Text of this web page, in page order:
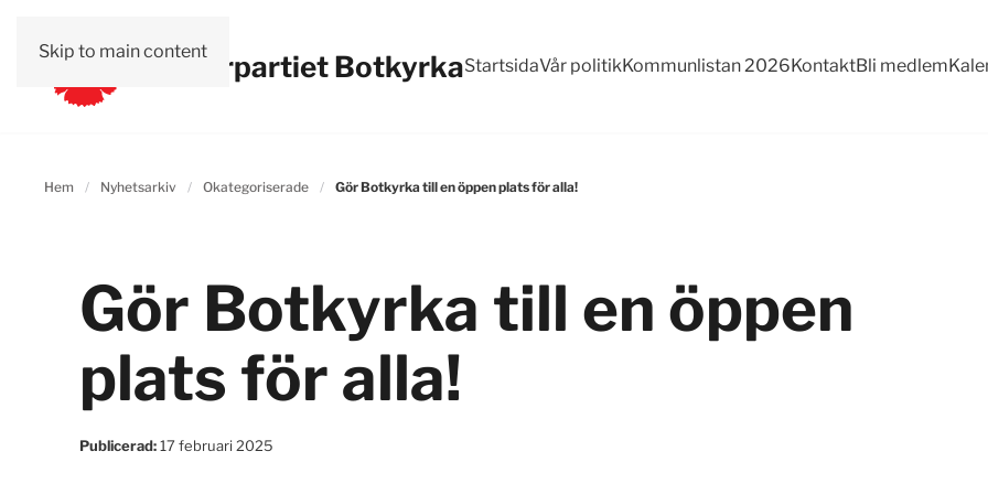
Skip to main contentVänsterpartiet BotkyrkaStartsidaVår politikKommunlistan 2026KontaktBli medlem
Hem Nyhetsarkiv Okategoriserade Gör Botkyrka till en öppen plats för alla!
Gör Botkyrka till en öppen
plats för alla!
Publicerad:17 februari 2025